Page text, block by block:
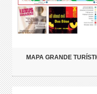
MAPA GRANDE